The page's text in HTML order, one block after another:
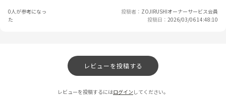
0人が参考になっ
た
投稿者
ZOJIRUSHIオーナーサービス会員
投稿日
2026/03/06 14:48:10
レビューを投稿する
レビューを投稿するにはログイン してください。